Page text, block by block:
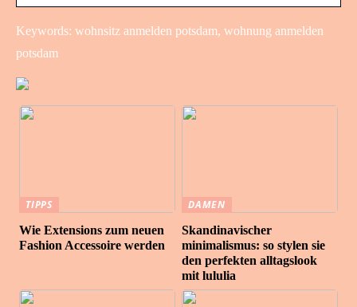
Keywords: wohnsitz anmelden potsdam, wohnung anmelden
potsdam
TIPPS
Wie Extensions zum neuen
Fashion Accessoire werden
DAMEN
Skandinavischer
minimalismus: so stylen sie
den perfekten alltagslook
mit lululia